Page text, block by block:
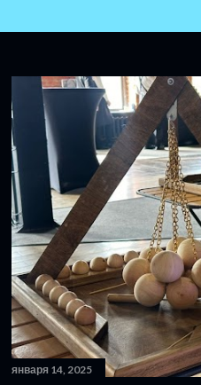
января 14, 2025